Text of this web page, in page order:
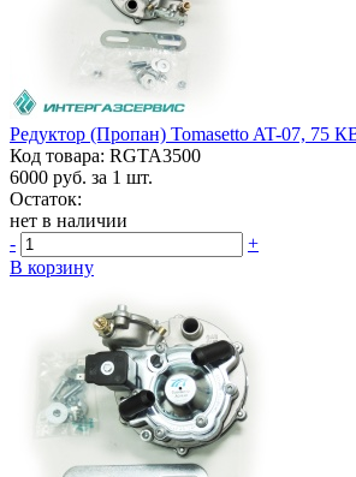
Редуктор (пропан) Tomasetto AT-07, 75
Код товара: RGTA3500
6000 руб. за 1 шт.
Остаток:
нет в наличии
-
+
В корзину